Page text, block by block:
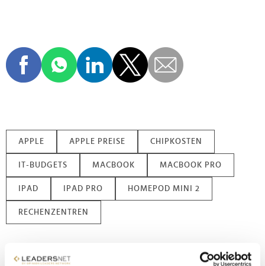
APPLE APPLE PREISE CHIPKOSTEN
IT-BUDGETS MACBOOK MACBOOK PRO
IPAD IPAD PRO HOMEPOD MINI 2
RECHENZENTREN
Kommentar veröffentlichen